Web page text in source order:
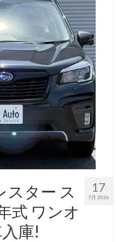
覧
17
7月 2026
スター ス
式 ワンオ
庫!